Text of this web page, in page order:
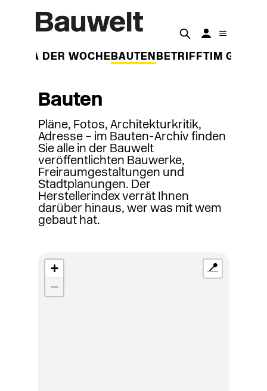
THEMA DER WOCHE BAUTEN BETRIFFT IM
Bauten
Pläne, Fotos, Architekturkritik,
Adresse – im Bauten-Archiv finden
Sie alle in der Bauwelt
veröffentlichten Bauwerke,
Freiraumgestaltungen und
Stadtplanungen. Der
Herstellerindex verrät Ihnen
darüber hinaus, wer was mit wem
gebaut hat.
+
−
📍